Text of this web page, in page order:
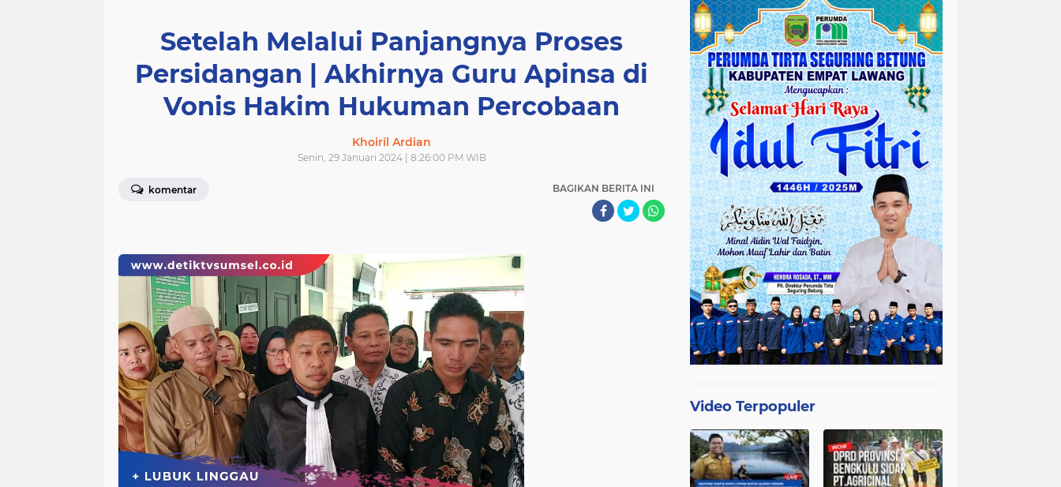
Setelah Melalui Panjangnya Proses
Persidangan | Akhirnya Guru Apinsa di
Vonis Hakim Hukuman Percobaan
Khoiril Ardian
Senin, 29 Januari 2024 | 8:26:00 PM WIB
komentar BAGIKAN BERITA INI
Video Terpopuler